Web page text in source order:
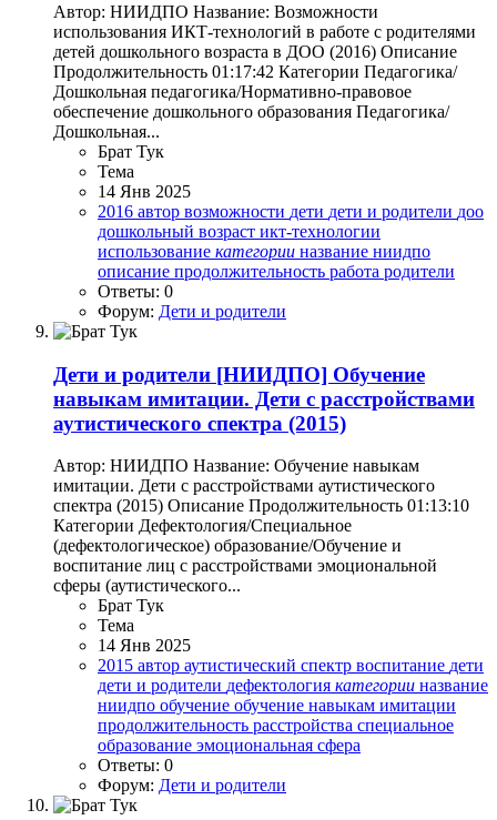
Автор: НИИДПО Название: Возможности
использования ИКТ-технологий в работе с родителями
детей дошкольного возраста в ДОО (2016) Описание
Продолжительность 01:17:42 Категории Педагогика/
Дошкольная педагогика/Нормативно-правовое
обеспечение дошкольного образования Педагогика/
Дошкольная...
Брат Тук
Тема
14 Янв 2025
2016 автор возможности дети дети и родители доо
дошкольный возраст икт-технологии
использование категории название ниидпо
описание продолжительность работа родители
Ответы: 0
Форум: Дети и родители
Дети и родители [НИИДПО] Обучение
навыкам имитации. Дети с расстройствами
аутистического спектра (2015)
Автор: НИИДПО Название: Обучение навыкам
имитации. Дети с расстройствами аутистического
спектра (2015) Описание Продолжительность 01:13:10
Категории Дефектология/Специальное
(дефектологическое) образование/Обучение и
воспитание лиц с расстройствами эмоциональной
сферы (аутистического...
Брат Тук
Тема
14 Янв 2025
2015 автор аутистический спектр воспитание дети
дети и родители дефектология категории название
ниидпо обучение обучение навыкам имитации
продолжительность расстройства специальное
образование эмоциональная сфера
Ответы: 0
Форум: Дети и родители